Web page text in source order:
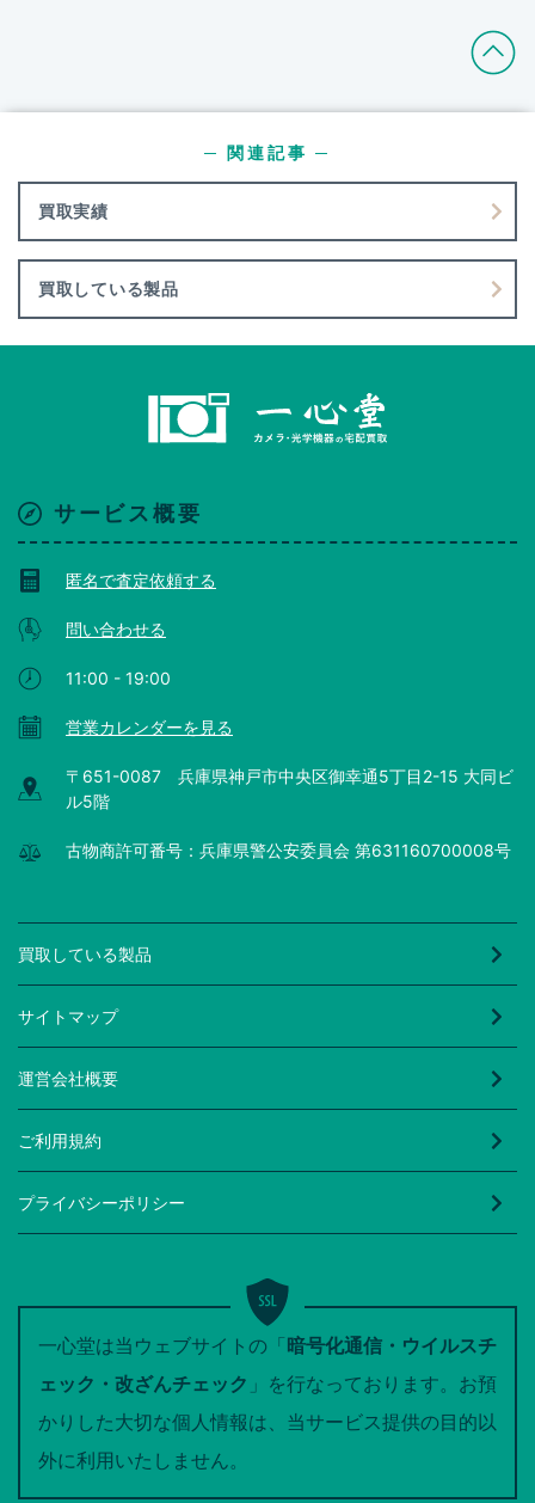
買取実績
─ 関連記事 ─
買取している製品
サービス概要
匿名で査定依頼する
問い合わせる
11:00 - 19:00
営業カレンダーを見る
〒651-0087 兵庫県神戸市中央区御幸通5丁目2-15 大同ビ
ル5階
古物商許可番号：兵庫県警公安委員会 第631160700008号
買取している製品
サイトマップ
運営会社概要
ご利用規約
プライバシーポリシー
一心堂は当ウェブサイトの「暗号化通信・ウイルスチ
ェック・改ざんチェック 」を行なっております。お預
かりした大切な個人情報は、当サービス提供の目的以
外に利用いたしません。